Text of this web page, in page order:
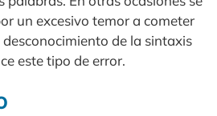
un excesivo temor a cometer
de la sintaxis
este tipo de error.